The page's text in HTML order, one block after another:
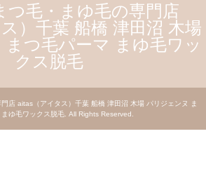
つ毛・まゆ毛の専門店
）千葉 船橋 津田沼 木場
つ毛パーマ まゆ毛ワッ
クス脱毛
門店 aitas（アイタス）千葉 船橋 津田沼 木場 パリジェンヌ ま
ゆ毛ワックス脱毛 . All Rights Reserved.